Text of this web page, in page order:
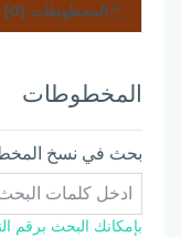
المخطوطات (0)
المخطوطات
بحث في نسخ
بإمكانك البحث برقم